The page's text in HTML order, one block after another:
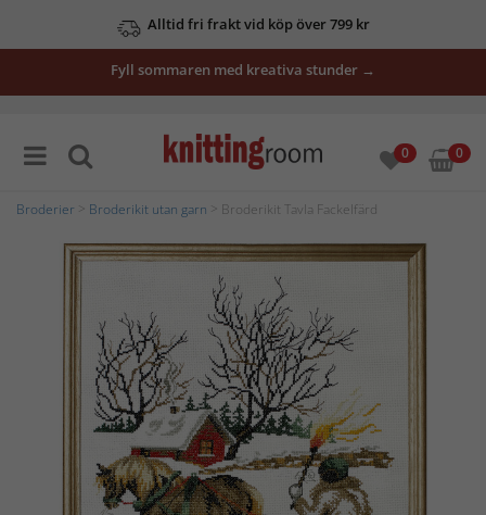
Alltid fri frakt vid köp över 799 kr
Fyll sommaren med kreativa stunder →
0 0
Broderier Broderikit utan garn > Broderikit Tavla Fackelfärd